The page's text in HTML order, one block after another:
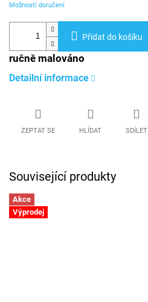
Možnosti doručení
Přidat do košíku
ručně malováno
Detailní informace
ZEPTAT SE HLÍDAT SDÍLET
Související produkty
Akce
Výprodej